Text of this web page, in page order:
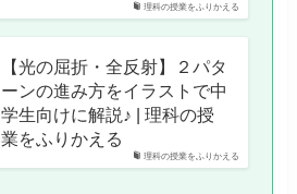
理科の授業をふりかえる
理科の授業をふりかえる
【光の屈折・全反射】２パタ
ーンの進み方をイラストで中
学生向けに解説♪ | 理科の授
業をふりかえる